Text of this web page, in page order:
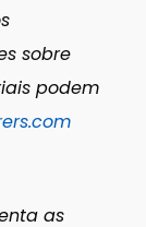
sobre
podem
as